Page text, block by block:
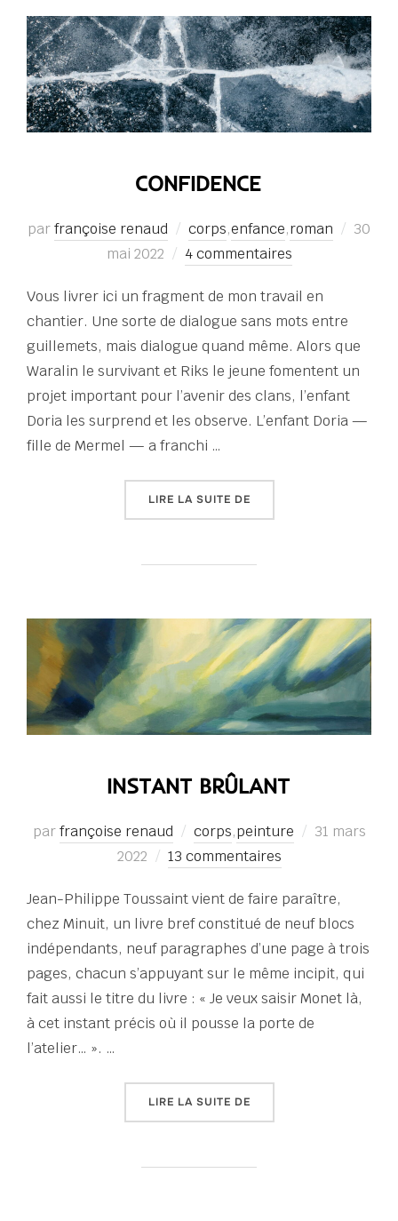
CONFIDENCE
parfrançoise renaud corps,enfance,roman
Publié
30
mai 2022
4 commentaires
Vous livrer ici un fragment de mon travail en
chantier. Une sorte de dialogue sans mots entre
guillemets, mais dialogue quand même. Alors que
Waralin le survivant et Riks le jeune fomentent un
projet important pour l’avenir des clans, l’enfant
Doria les surprend et les observe. L’enfant Doria —
fille de Mermel — a franchi …
LIRE LA SUITE DE« CONFIDENCE »
INSTANT BRÛLANT
parfrançoise renaud corps,peinture
Publié
31 mars
2022
13 commentaires
Jean-Philippe Toussaint vient de faire paraître,
chez Minuit, un livre bref constitué de neuf blocs
indépendants, neuf paragraphes d’une page à trois
pages, chacun s’appuyant sur le même incipit, qui
fait aussi le titre du livre : « Je veux saisir Monet là,
à cet instant précis où il pousse la porte de
l’atelier… ». …
LIRE LA SUITE DE« INSTANT BRÛLANT »